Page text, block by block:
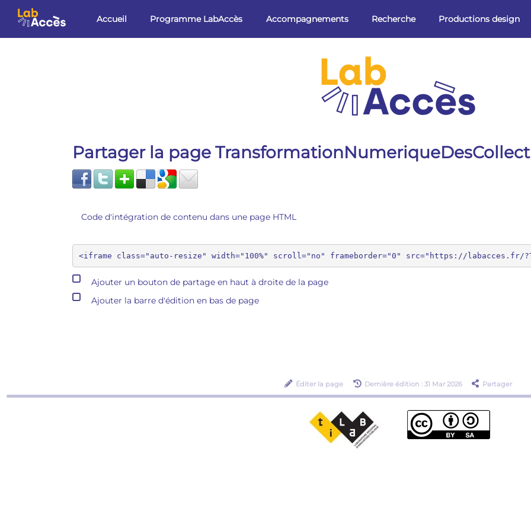
Aller au contenu principal
Accueil Programme LabAccès Accompagnements Recherche Productions design
Partager la page
Code d'intégration de contenu dans une page HTML
Ajouter un bouton de partage en haut à droite de la page
Ajouter la barre d'édition en bas de page
Éditer la page Dernière édition : 31 Mar 2026 Partager